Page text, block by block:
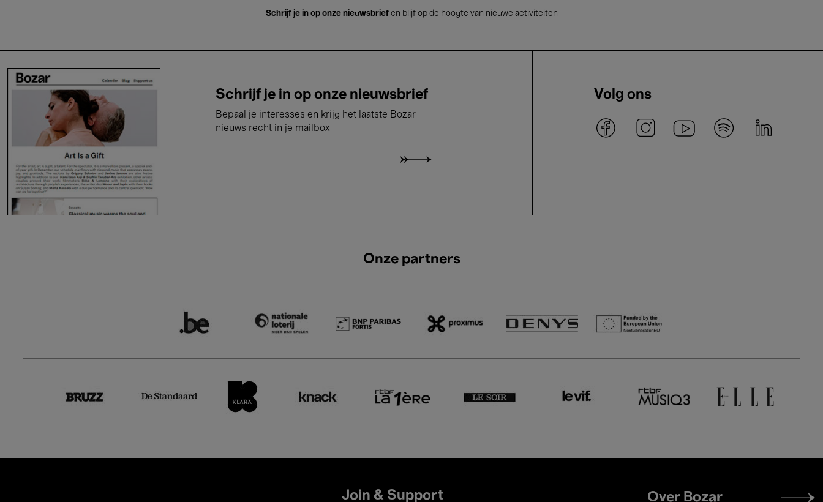
Schrijf je in op onze nieuwsbriefen blijf op de hoogte van nieuwe activiteiten
Schrijf je in op onze nieuwsbrief
Bepaal je interesses en krijg het laatste Bozar
nieuws recht in je mailbox
Volg ons
Onze partners
Join & Support
Footer
Over Bozar